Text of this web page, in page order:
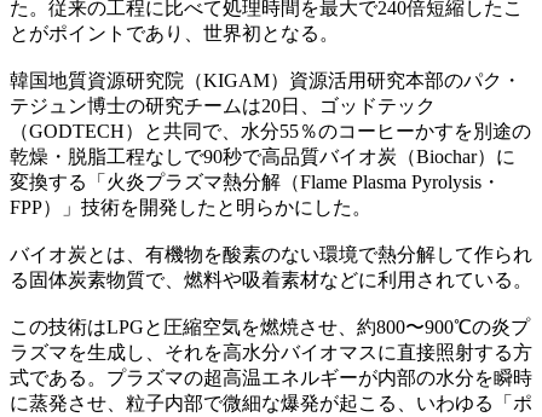
た。従来の工程に比べて処理時間を最大で240倍短縮したこ
とがポイントであり、世界初となる。
韓国地質資源研究院（KIGAM）資源活用研究本部のパク・
テジュン博士の研究チームは20日、ゴッドテック
（GODTECH）と共同で、水分55％のコーヒーかすを別途の
乾燥・脱脂工程なしで90秒で高品質バイオ炭（Biochar）に
変換する「火炎プラズマ熱分解（Flame Plasma Pyrolysis・
FPP）」技術を開発したと明らかにした。
バイオ炭とは、有機物を酸素のない環境で熱分解して作られ
る固体炭素物質で、燃料や吸着素材などに利用されている。
この技術はLPGと圧縮空気を燃焼させ、約800〜900℃の炎プ
ラズマを生成し、それを高水分バイオマスに直接照射する方
式である。プラズマの超高温エネルギーが内部の水分を瞬時
に蒸発させ、粒子内部で微細な爆発が起こる、いわゆる「ポ